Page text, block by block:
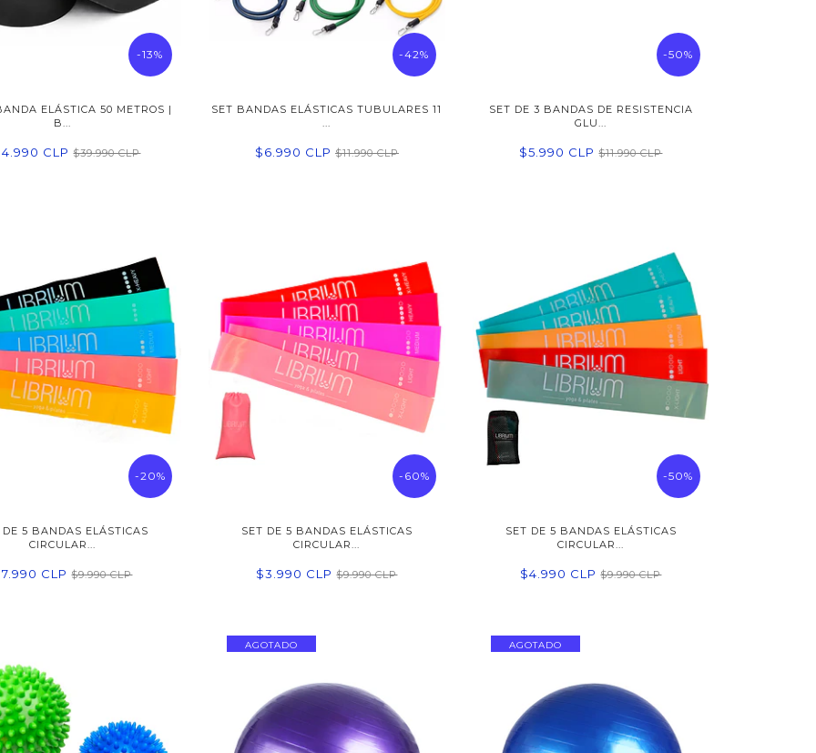
-13%
ELÁSTICA 50 METROS |
B...
CLP $39.990 CLP
-42%
SET BANDAS ELÁSTICAS TUBULARES 11
...
$6.990 CLP $11.990 CLP
-50%
SET DE 3 BANDAS DE RESISTENCIA
GLU...
$5.990 CLP $11.990 CLP
-20%
DE 5 BANDAS ELÁSTICAS
CIRCULAR...
CLP $9.990 CLP
-60%
SET DE 5 BANDAS ELÁSTICAS
CIRCULAR...
$3.990 CLP $9.990 CLP
-50%
SET DE 5 BANDAS ELÁSTICAS
CIRCULAR...
$4.990 CLP $9.990 CLP
AGOTADO AGOTADO